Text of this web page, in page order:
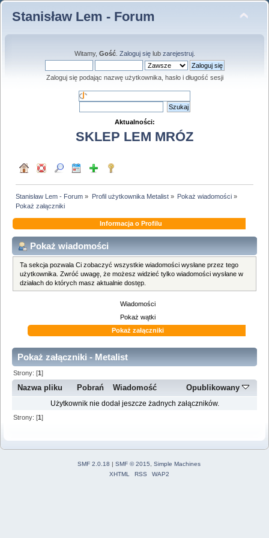
Stanisław Lem - Forum
Witamy, Gość. Zaloguj sięlub zarejestruj.
Zaloguj się podając nazwę użytkownika, hasło i długość sesji
Aktualności:
SKLEP LEM MRÓZ
Stanisław Lem - Forum » Profil użytkownika Metalist» Pokaż wiadomości»
Pokaż załączniki
Informacja o Profilu
Pokaż wiadomości
Ta sekcja pozwala Ci zobaczyć wszystkie wiadomości wysłane przez tego
użytkownika. Zwróć uwagę, że możesz widzieć tylko wiadomości wysłane w
działach do których masz aktualnie dostęp.
Wiadomości
Pokaż wątki
Pokaż załączniki
Pokaż załączniki - Metalist
Strony: [1]
Nazwa pliku Pobrań Wiadomość Opublikowany
Użytkownik nie dodał jeszcze żadnych załączników.
Strony: [1]
SMF 2.0.18 | SMF © 2015
Simple Machines
XHTML
RSS WAP2